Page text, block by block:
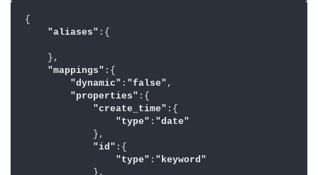
{
"aliases" :{
"mappings" :{
"dynamic" : "false" ,
"properties" :{
"create_time" :{
"type" : "date"
"id" :{
"type" : "keyword"